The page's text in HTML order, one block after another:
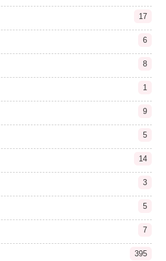
17
6
8
1
9
5
14
3
5
7
395